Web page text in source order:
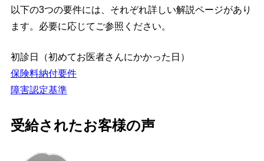
以下の3つの要件には、それぞれ詳しい解説ページがあり
ます。必要に応じてご参照ください。
初診日（初めてお医者さんにかかった日）
保険料納付要件
障害認定基準
受給されたお客様の声